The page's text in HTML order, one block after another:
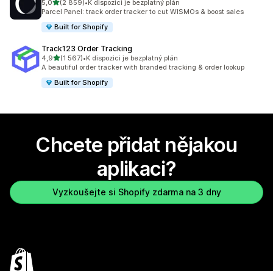
5,0 (2 859)
Celkový počet recenzí: 2859
•K dispozici je bezplatný plán
Parcel Panel: track order tracker to cut WISMOs & boost sales
Built for Shopify
Track123 Order Tracking
4,9z 5 hvězd
(1 567)
Celkový počet recenzí: 1567
•K dispozici je bezplatný plán
A beautiful order tracker with branded tracking & order lookup
Built for Shopify
Chcete přidat nějakou
aplikaci?
Vyzkoušejte si Shopify zdarma na 3 dny